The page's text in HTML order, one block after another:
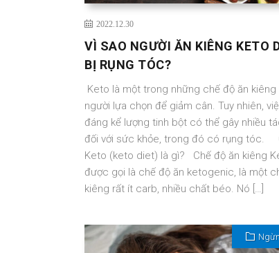
2022.12.30
VÌ SAO NGƯỜI ĂN KIÊNG KETO
BỊ RỤNG TÓC?
Keto là một trong những chế độ ăn kiêng
người lựa chọn để giảm cân. Tuy nhiên,
đáng kể lượng tinh bột có thể gây nhiều
đối với sức khỏe, trong đó có rụng tóc.
Keto (keto diet) là gì? Chế độ ăn kiêng
được gọi là chế độ ăn ketogenic, là một
kiêng rất ít carb, nhiều chất béo. Nó […]